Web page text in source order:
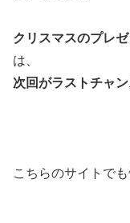
クリスマスのプレゼ
は、
次回がラストチャン
こちらのサイトで